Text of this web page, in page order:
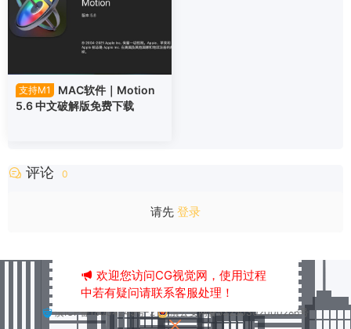
支持M1
MAC软件｜Motion
5.6 中文破解版免费下载
评论 0
请先 登录
本站已安全运行2563天9小时30分36秒
滇ICP备18004245号-2
滇公安网备53250302000286号
欢迎您访问CG视觉网，使用过程
中若有疑问请联系客服处理！